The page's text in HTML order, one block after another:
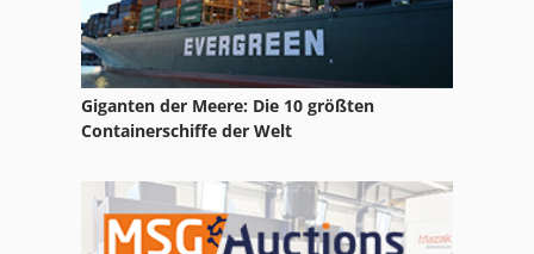
Giganten der Meere: Die 10 größten
Containerschiffe der Welt